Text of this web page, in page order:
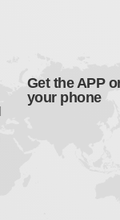
Get the APP
your phone